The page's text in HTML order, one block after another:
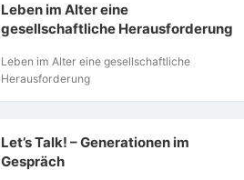
Leben im Alter eine
gesellschaftliche Herausforderung
Leben im Alter eine gesellschaftliche
Herausforderung
Let’s Talk! – Generationen im
Gespräch